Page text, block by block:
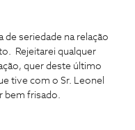
de seriedade na relação
Rejeitarei qualquer
quer deste último
tive com o Sr. Leonel
bem frisado.